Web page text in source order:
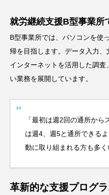
就労継続支援B型事業所
B型事業所では、パソコンを使
帰を目指します。データ入力、
インターネットを活用した調
い業務を展開しています。
「最初は週2回の通所か
は週4、週5と通所できる
動に取り組まれる方も多く
革新的な支援プログ